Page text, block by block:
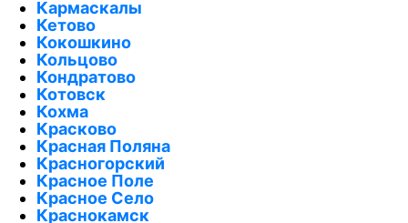
Кармаскалы
Кетово
Кокошкино
Кольцово
Кондратово
Котовск
Кохма
Красково
Красная Поляна
Красногорский
Красное Поле
Красное Село
Краснокамск